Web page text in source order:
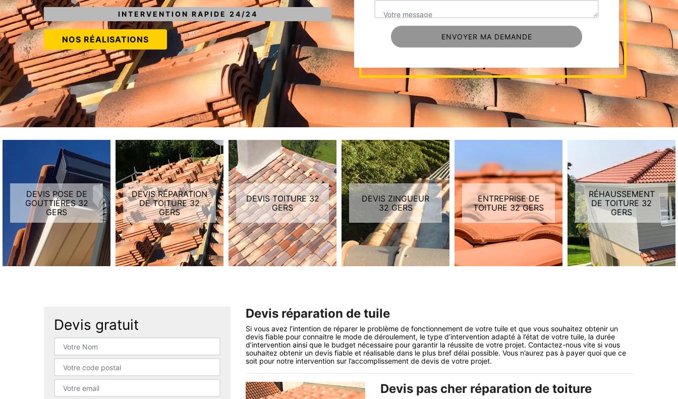
INTERVENTION RAPIDE 24/24
NOS RÉALISATIONS
DEVIS POSE DE
GOUTTIÈRES 32
GERS
DEVIS RÉPARATION
DE TOITURE 32
GERS
DEVIS TOITURE 32
GERS
DEVIS ZINGUEUR
32 GERS
ENTREPRISE DE
TOITURE 32 GERS
RÉHAUSSEMENT
DE TOITURE 32
GERS
Devis gratuit
Devis réparation de tuile
Si vous avez l’intention de réparer le problème de fonctionnement de votre tuile et que vous souhaitez obtenir un
devis fiable pour connaitre le mode de déroulement, le type d’intervention adapté à l’état de votre tuile, la durée
d’intervention ainsi que le budget nécessaire pour garantir la réussite de votre projet. Contactez-nous vite si vous
souhaitez obtenir un devis fiable et réalisable dans le plus bref délai possible. Vous n’aurez pas à payer quoi que ce
soit pour notre intervention sur l’accomplissement de devis de votre projet.
Devis pas cher réparation de toiture